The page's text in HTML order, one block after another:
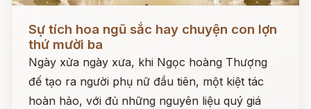
Sự tích hoa ngũ sắc hay chuyện con lợn
thứ mười ba
Ngày xửa ngày xưa, khi Ngọc hoàng Thượng
đế tạo ra người phụ nữ đầu tiên, một kiệt tác
hoàn hảo, với đủ những nguyên liệu quý giá